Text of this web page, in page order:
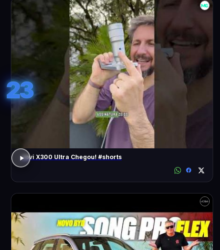
23
Jovi X300 Ultra Chegou! #shorts